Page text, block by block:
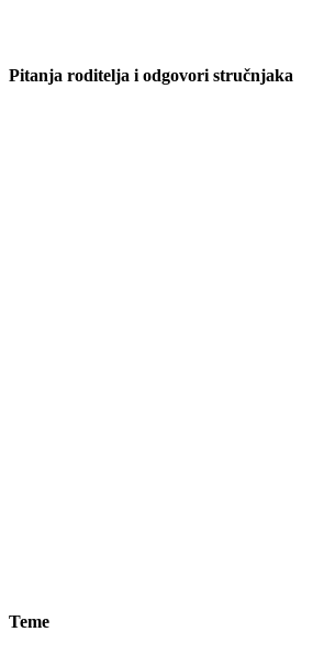
Pitanja roditelja i odgovori stručnjaka
Teme